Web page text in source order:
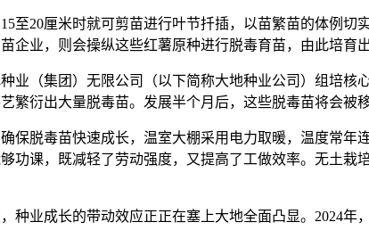
20厘米时就可剪苗进行叶节扦插，以苗繁苗的体例切
企业，则会操纵这些红薯原种进行脱毒育苗，由此培育
（集团）无限公司（以下简称大地种业公司）组培核
繁衍出大量脱毒苗。发展半个月后，这些脱毒苗将会被
脱毒苗快速成长，温室大棚采用电力取暖，温度常年
功课，既减轻了劳动强度，又提高了工做效率。无土
成长的带动效应正正在塞上大地全面凸显。2024年